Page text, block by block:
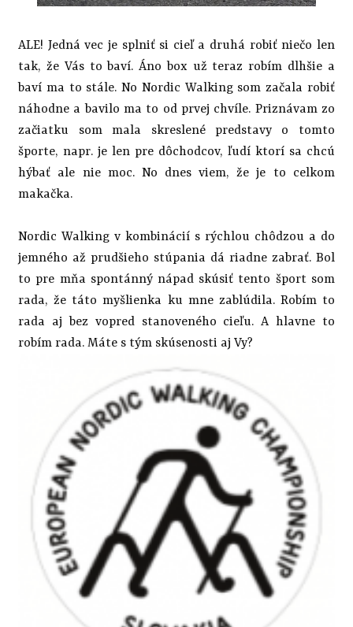
ALE! Jedná vec je splniť si cieľ a druhá robiť niečo len
tak, že Vás to baví. Áno box už teraz robím dlhšie a
baví ma to stále. No Nordic Walking som začala robiť
náhodne a bavilo ma to od prvej chvíle. Priznávam zo
začiatku som mala skreslené predstavy o tomto
športe, napr. je len pre dôchodcov, ľudí ktorí sa chcú
hýbať ale nie moc. No dnes viem, že je to celkom
makačka.
Nordic Walking v kombinácií s rýchlou chôdzou a do
jemného až prudšieho stúpania dá riadne zabrať. Bol
to pre mňa spontánný nápad skúsiť tento šport som
rada, že táto myšlienka ku mne zablúdila. Robím to
rada aj bez vopred stanoveného cieľu. A hlavne to
robím rada. Máte s tým skúsenosti aj Vy?